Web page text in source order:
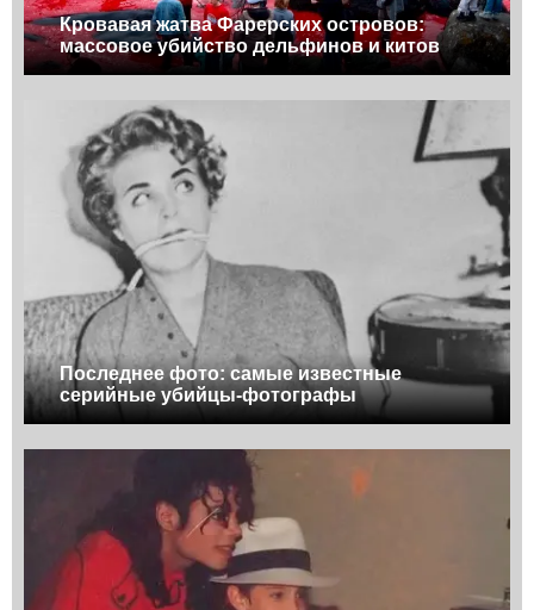
Кровавая жатва Фарерских островов:
массовое убийство дельфинов и китов
Последнее фото: самые известные
серийные убийцы-фотографы